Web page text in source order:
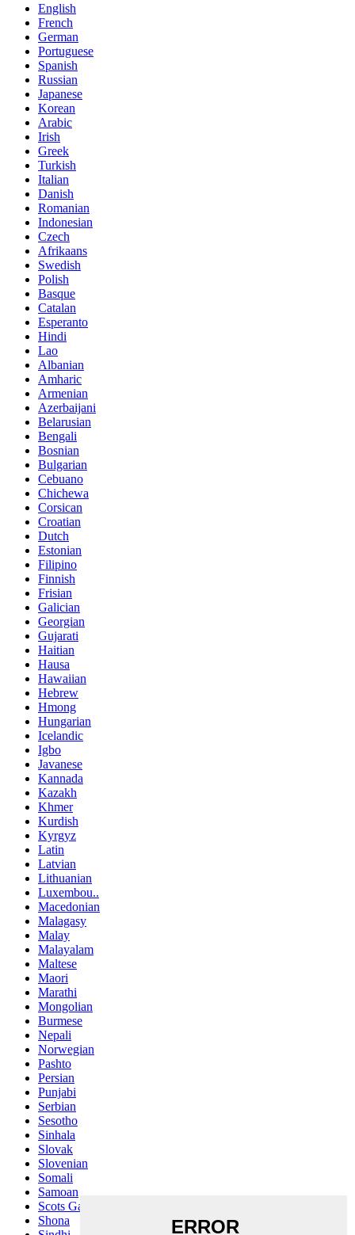
English
French
German
Portuguese
Spanish
Russian
Japanese
Korean
Arabic
Irish
Greek
Turkish
Italian
Danish
Romanian
Indonesian
Czech
Afrikaans
Swedish
Polish
Basque
Catalan
Esperanto
Hindi
Lao
Albanian
Amharic
Armenian
Azerbaijani
Belarusian
Bengali
Bosnian
Bulgarian
Cebuano
Chichewa
Corsican
Croatian
Dutch
Estonian
Filipino
Finnish
Frisian
Galician
Georgian
Gujarati
Haitian
Hausa
Hawaiian
Hebrew
Hmong
Hungarian
Icelandic
Igbo
Javanese
Kannada
Kazakh
Khmer
Kurdish
Kyrgyz
Latin
Latvian
Lithuanian
Luxembou..
Macedonian
Malagasy
Malay
Malayalam
Maltese
Maori
Marathi
Mongolian
Burmese
Nepali
Norwegian
Pashto
Persian
Punjabi
Serbian
Sesotho
Sinhala
Slovak
Slovenian
Somali
Samoan
Scots Gaelic
Shona